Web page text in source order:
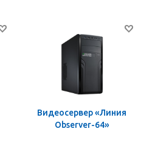
Видеосервер «Линия
Observer-64»